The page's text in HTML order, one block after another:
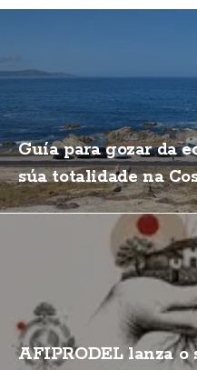
Guía para gozar da
súa totalidade na
AFIPRODEL lanza o